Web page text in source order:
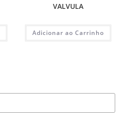
VALVULA
Adicionar ao Carrinho